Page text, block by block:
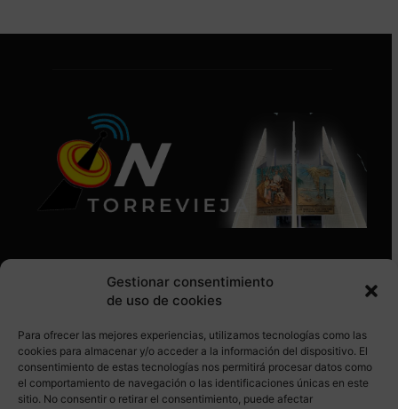
Gestionar consentimiento
de uso de cookies
Para ofrecer las mejores experiencias, utilizamos tecnologías como las
cookies para almacenar y/o acceder a la información del dispositivo. El
consentimiento de estas tecnologías nos permitirá procesar datos como
el comportamiento de navegación o las identificaciones únicas en este
sitio. No consentir o retirar el consentimiento, puede afectar
SÍGUENOS EN REDES SOCIALES